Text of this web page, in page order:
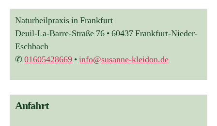
e
r
n
a
t
v
Naturheilpraxis in Frankfurt
Deuil-La-Barre-Straße 76 • 60437 Frankfurt-Nieder-
Eschbach
✆01605428669 •info@susanne-kleidon.de
Anfahrt